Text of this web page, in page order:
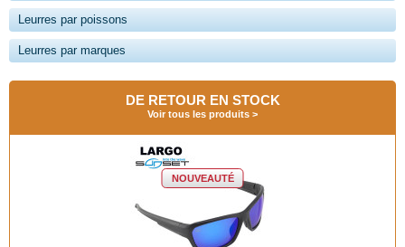
Leurres par poissons
Leurres par marques
DE RETOUR EN STOCK
Voir tous les produits